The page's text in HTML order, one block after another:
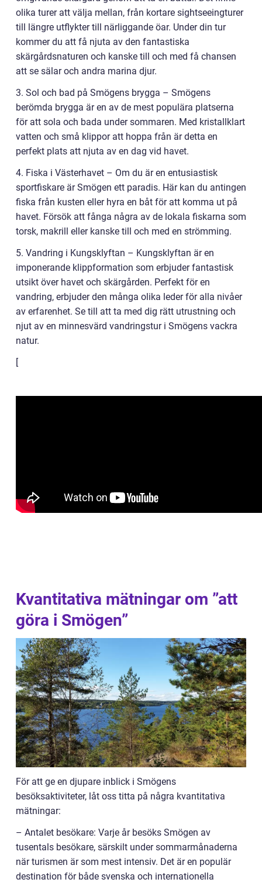
olika turer att välja mellan, från kortare sightseeingturer
till längre utflykter till närliggande öar. Under din tur
kommer du att få njuta av den fantastiska
skärgårdsnaturen och kanske till och med få chansen
att se sälar och andra marina djur.
3. Sol och bad på Smögens brygga – Smögens
berömda brygga är en av de mest populära platserna
för att sola och bada under sommaren. Med kristallklart
vatten och små klippor att hoppa från är detta en
perfekt plats att njuta av en dag vid havet.
4. Fiska i Västerhavet – Om du är en entusiastisk
sportfiskare är Smögen ett paradis. Här kan du antingen
fiska från kusten eller hyra en båt för att komma ut på
havet. Försök att fånga några av de lokala fiskarna som
torsk, makrill eller kanske till och med en strömming.
5. Vandring i Kungsklyftan – Kungsklyftan är en
imponerande klippformation som erbjuder fantastisk
utsikt över havet och skärgården. Perfekt för en
vandring, erbjuder den många olika leder för alla nivåer
av erfarenhet. Se till att ta med dig rätt utrustning och
njut av en minnesvärd vandringstur i Smögens vackra
natur.
[
Kvantitativa mätningar om ”att
göra i Smögen”
För att ge en djupare inblick i Smögens
besöksaktiviteter, låt oss titta på några kvantitativa
mätningar:
– Antalet besökare: Varje år besöks Smögen av
tusentals besökare, särskilt under sommarmånaderna
när turismen är som mest intensiv. Det är en populär
destination för både svenska och internationella